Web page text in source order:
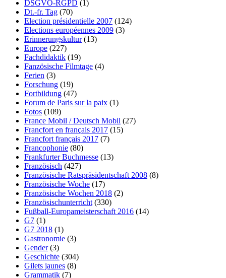
DSGVO-RGPD (1)
Dt.-fr. Tag (70)
Election présidentielle 2007 (124)
Elections européennes 2009 (3)
Erinnerungskultur(13)
Europe (227)
Fachdidaktik (19)
Fanzösische Filmtage (4)
Ferien (3)
Forschung (19)
Fortbildung (47)
Forum de Paris sur la paix (1)
Fotos (109)
France Mobil / Deutsch Mobil (27)
Francfort en français 2017 (15)
Francfort français 2017 (7)
Francophonie (80)
Frankfurter Buchmesse (13)
Französisch (427)
Französische Ratspräsidentschaft 2008 (8)
Französische Woche (17)
Französische Wochen 2018 (2)
Französischunterricht (330)
Fußball-Europameisterschaft 2016 (14)
G7 (1)
G7 2018 (1)
Gastronomie (3)
Gender(3)
Geschichte (304)
Gilets jaunes (8)
Grammatik (7)